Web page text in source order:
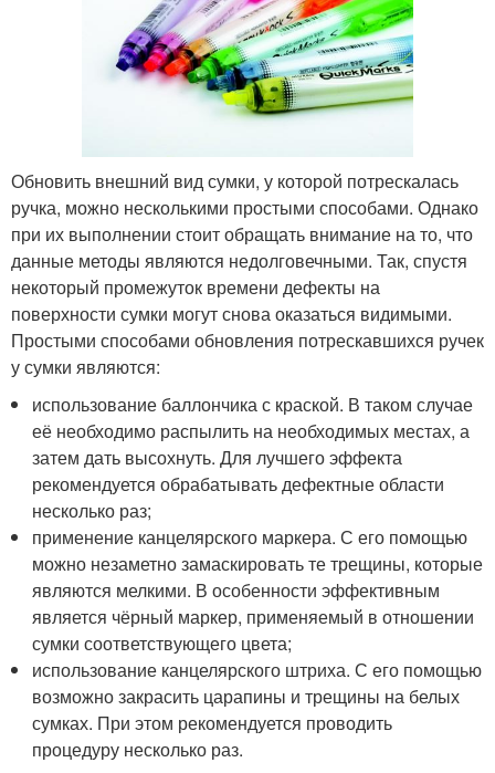
Обновить внешний вид сумки, у которой потрескалась
ручка, можно несколькими простыми способами. Однако
при их выполнении стоит обращать внимание на то, что
данные методы являются недолговечными. Так, спустя
некоторый промежуток времени дефекты на
поверхности сумки могут снова оказаться видимыми.
Простыми способами обновления потрескавшихся ручек
у сумки являются:
использование баллончика с краской. В таком случае
её необходимо распылить на необходимых местах, а
затем дать высохнуть. Для лучшего эффекта
рекомендуется обрабатывать дефектные области
несколько раз;
применение канцелярского маркера. С его помощью
можно незаметно замаскировать те трещины, которые
являются мелкими. В особенности эффективным
является чёрный маркер, применяемый в отношении
сумки соответствующего цвета;
использование канцелярского штриха. С его помощью
возможно закрасить царапины и трещины на белых
сумках. При этом рекомендуется проводить
процедуру несколько раз.